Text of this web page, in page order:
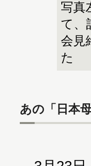
写真
て、
会見
た
あの「日本